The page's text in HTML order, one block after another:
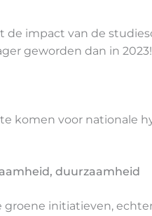
impact van de
geworden dan in
komen voor nationale
duurzaamheid
initiatieven,